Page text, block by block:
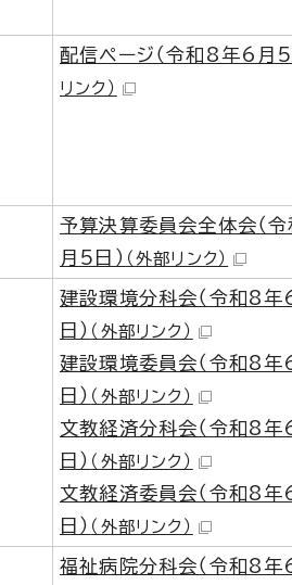
配信ページ（令和8年6月5
リンク）
予算決算委員会全体会（
月5日） （外部リンク）
建設環境分科会（令和8年
日） （外部リンク）
建設環境委員会（令和8年
日） （外部リンク）
文教経済分科会（令和8年
日） （外部リンク）
文教経済委員会（令和8年
日） （外部リンク）
福祉病院分科会（令和8